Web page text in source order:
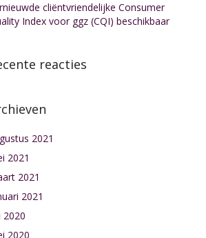
cliëntvriendelijke Consumer
Index voor ggz (CQI) beschikbaar
reacties
2021
2021
2021
2021
2020
2020